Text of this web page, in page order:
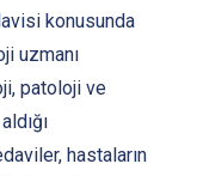
konusunda
uzmanı
patoloji ve
hastaların